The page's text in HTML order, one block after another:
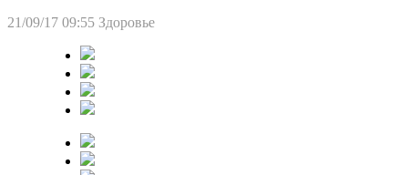
21/09/17 09:55 Здоровье